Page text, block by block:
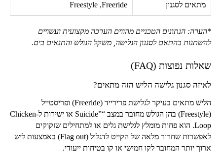
מתאים לסגנון Freeride
,
Freestyle
*הערה: הנתונים הטכניים מהווים הערכה מקצועית ועשויים
להשתנות בהתאם לסגנון הגלישה, משקל הגולש והתנאים בים.
שאלות נפוצות (FAQ
)
לאיזה סגנון גלישה הליש הזה מתאים?
הליש מתאים בעיקר לגלישת פרירייד (Freeride) ופריסטייל
(
Freestyle) בהן הגולש מחובר במצב “Suicide” או ישירות ל-Chicken
Loop. הוא פחות מומלץ לגלישת גלים או למתחילים שזקוקים
לאפשרות שחרור מלאה של הקייט לדגלול (Flag out) באמצעות ליש
ארוך יותר המחובר לקו חמישי או קו בטיחות ייעודי.